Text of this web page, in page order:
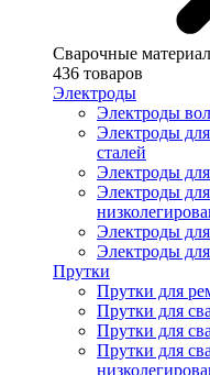
Сварочные
436 товаров
Электроды
Электроды
Электроды
сталей
Электроды
Электроды
Электроды
Электроды
Прутки
Прутки для
Прутки для
Прутки для
Прутки для